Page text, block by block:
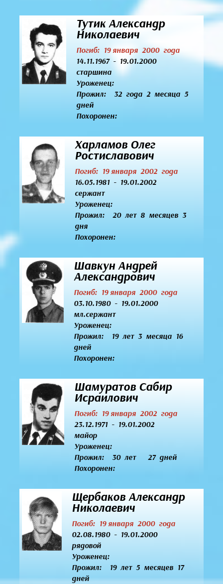
Тутик Александр
Николаевич
Погиб: 19 января 2000 года
14.11.1967 - 19.01.2000
старшина
Уроженец:
Прожил: 32 года 2 месяца 5
дней
Похоронен:
Харламов Олег
Ростиславович
Погиб: 19 января 2002 года
16.05.1981 - 19.01.2002
сержант
Уроженец:
Прожил: 20 лет 8 месяцев 3
дня
Похоронен:
Шавкун Андрей
Александрович
Погиб: 19 января 2000 года
03.10.1980 - 19.01.2000
мл.сержант
Уроженец:
Прожил: 19 лет 3 месяца 16
дней
Похоронен:
Шамуратов Сабир
Исраилович
Погиб: 19 января 2002 года
23.12.1971 - 19.01.2002
майор
Уроженец:
Прожил: 30 лет 27 дней
Похоронен:
Щербаков Александр
Николаевич
Погиб: 19 января 2000 года
02.08.1980 - 19.01.2000
рядовой
Уроженец:
Прожил: 19 лет 5 месяцев 17
дней